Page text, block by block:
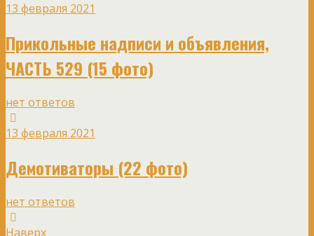
13 февраля 2021
Прикольные надписи и объявления,
ЧАСТЬ 529 (15 фото)
нет ответов
13 февраля 2021
Демотиваторы (22 фото)
нет ответов
Наверх